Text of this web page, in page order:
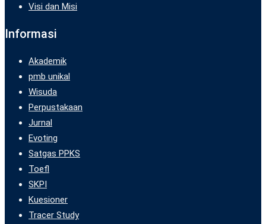
Visi dan Misi
Informasi
Akademik
pmb unikal
Wisuda
Perpustakaan
Jurnal
Evoting
Satgas PPKS
Toefl
SKPI
Kuesioner
Tracer Study